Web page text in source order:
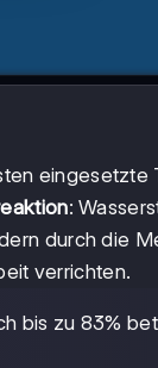
eingesetzte
:
durch die
verrichten.
bis zu 83%